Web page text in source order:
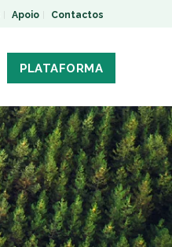
Apoio Contactos
PLATAFORMA